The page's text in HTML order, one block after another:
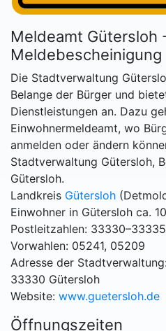
Meldeamt Gütersloh
Meldebescheinigung
Die Stadtverwaltung
Belange der Bürger und
Dienstleistungen an. Dazu
Einwohnermeldeamt, wo
anmelden oder ändern
Stadtverwaltung Gütersloh,
Gütersloh.
Landkreis Gütersloh
Einwohner in Gütersloh ca.
Postleitzahlen:
Vorwahlen: 05241, 05209
Adresse der
33330 Gütersloh
Website: www.guetersloh.de
Öffnungszeiten